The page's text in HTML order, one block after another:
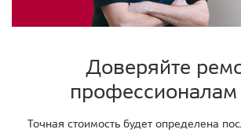
Доверяйте
профессионалам
Точная стоимость будет определена